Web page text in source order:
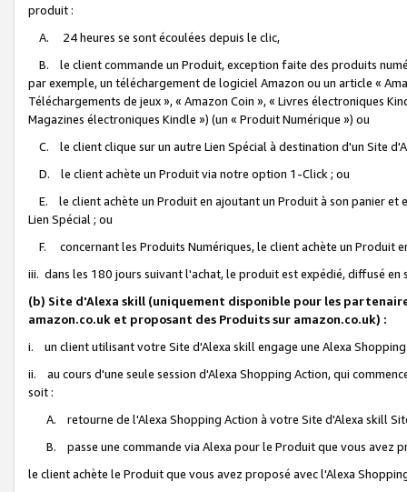
produit :
A. 24 heures se sont écoulées depuis le clic,
B. le client commande un Produit, exception faite des produits
par exemple, un téléchargement de logiciel Amazon ou un article «
Téléchargements de jeux », « Amazon Coin », « Livres électroniques
Magazines électroniques Kindle ») (un « Produit Numérique ») ou
C. le client clique sur un autre Lien Spécial à destination d'un Site
D. le client achète un Produit via notre option 1-Click ; ou
E. le client achète un Produit en ajoutant un Produit à son panier et
Lien Spécial ; ou
F. concernant les Produits Numériques, le client achète un Produit
iii. dans les 180 jours suivant l'achat, le produit est expédié, diffusé
(b) Site d'Alexa skill (uniquement disponible pour les
amazon.co.uk et proposant des Produits sur amazon.co.uk) :
i. un client utilisant votre Site d'Alexa skill engage une Alexa
ii. au cours d'une seule session d'Alexa Shopping Action, qui
soit :
A. retourne de l'Alexa Shopping Action à votre Site d'Alexa skill
B. passe une commande via Alexa pour le Produit que vous avez
le client achète le Produit que vous avez proposé avec l'Alexa